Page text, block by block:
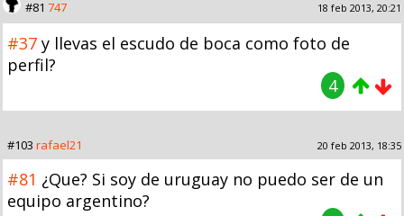
#81 747 18 feb 2013, 20:21
#37 y llevas el escudo de boca como foto de
perfil?
4
#103 rafael21 20 feb 2013, 18:35
#81 ¿Que? Si soy de uruguay no puedo ser de un
equipo argentino?